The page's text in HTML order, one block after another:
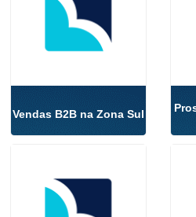
Vendas B2B na Zona Sul